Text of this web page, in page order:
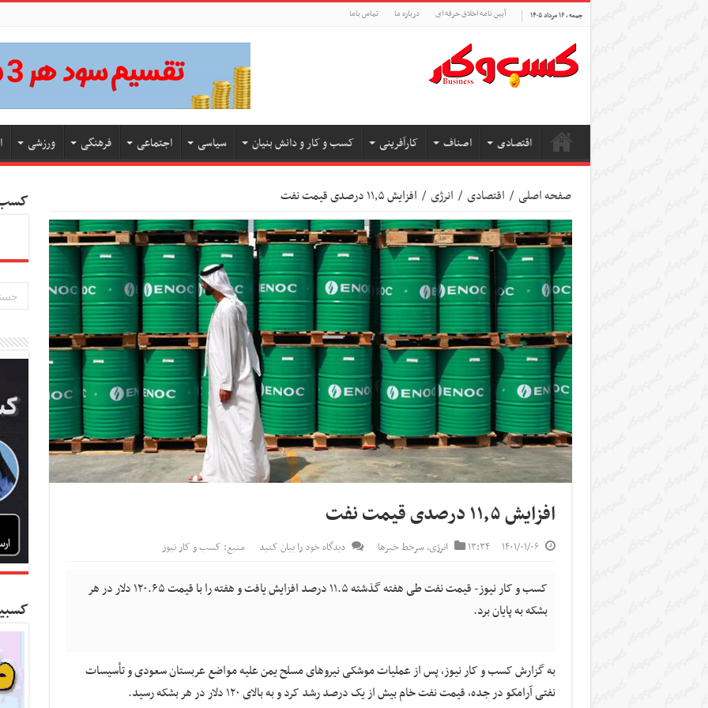
جمعه , ۱۶ مرداد ۱۴۰۵ آیین نامه اخلاق حرفه ای درباره ما تماس باما
اقتصادی اصناف کارآفرینی کسب و کار و دانش بنیان سیاسی اجتماعی فرهنگی ورزشی
صفحه اصلی / اقتصادی / انرژی / افزایش ۱۱٫۵ درصدی قیمت نفت
افزایش ۱۱٫۵ درصدی قیمت نفت
۱۴۰۱/۰۱/۰۶ ۱۳:۳۴ انرژی,سرخط خبرها دیدگاه خود را بیان کنید منبع: کسب و کار نیوز
کسب و کار نیوز- قیمت نفت طی هفته گذشته ۱۱.۵ درصد افزایش یافت و هفته را با قیمت ۱۲۰.۶۵ دلار در هر
بشکه به پایان برد.
به گزارش کسب و کار نیوز، پس از عملیات موشکی نیروهای مسلح یمن علیه مواضع عربستان سعودی و تأسیسات
نفتیآرامکودر جده، قیمت نفت خام بیش از یک درصد رشد کرد و به بالای ۱۲۰ دلار در هر بشکه رسید.
کسب